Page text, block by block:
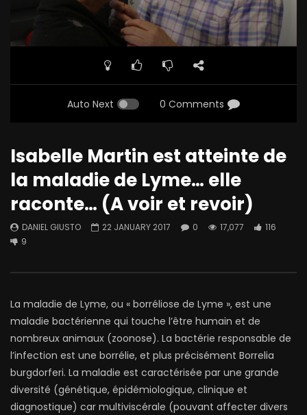
Auto Next 0 Comments
Isabelle Martin est atteinte de
la maladie de Lyme… elle
raconte… (A voir et revoir)
DANIEL GIUSTO 22 JANUARY 2017 0 17,077
116
9
La maladie de Lyme, ou « borréliose de Lyme », est une
maladie bactérienne qui touche l’être humain et de
nombreux animaux (zoonose). La bactérie responsable de
l’infection est une borrélie, et plus précisément Borrelia
burgdorferi. La maladie est caractérisée par une grande
diversité (génétique, épidémiologique, clinique et
diagnostique) car multiviscérale (pouvant affecter divers